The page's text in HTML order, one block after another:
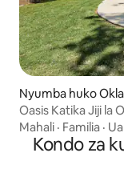
Nyumba huko
Oasis Katika Jiji la
Mahali · Familia ·
Kondo za